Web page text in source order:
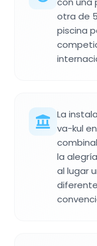
otra de
piscina
La
va-kul
la
al lugar